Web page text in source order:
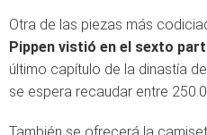
Otra de las piezas más
Pippen vistió en el sexto
último capítulo de la dinastía
se espera recaudar entre